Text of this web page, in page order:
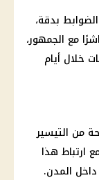
بدقة،
مع الجمهور،
خلال أيام
من التيسير
ارتباط هذا
داخل المدن.